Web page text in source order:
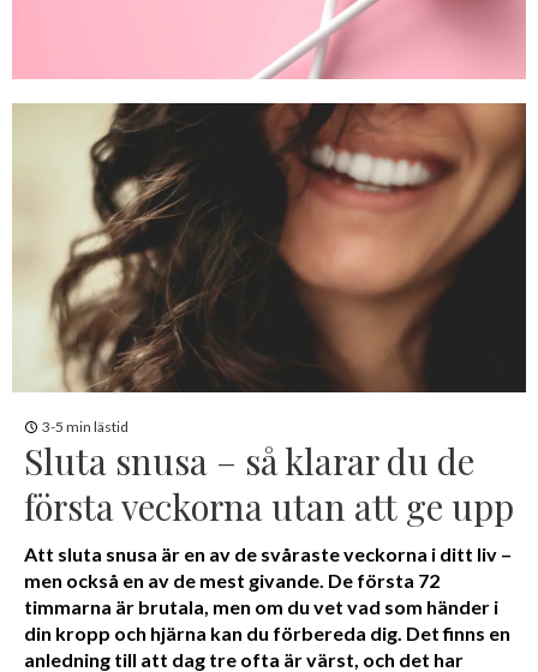
3-5 min lästid
Sluta snusa – så klarar du de
första veckorna utan att ge upp
Att sluta snusa är en av de svåraste veckorna i ditt liv –
men också en av de mest givande. De första 72
timmarna är brutala, men om du vet vad som händer i
din kropp och hjärna kan du förbereda dig. Det finns en
anledning till att dag tre ofta är värst, och det har